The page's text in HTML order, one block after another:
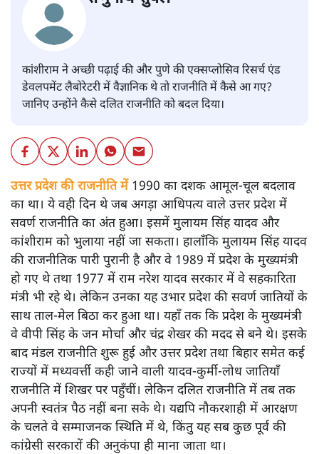
कांशीराम ने अच्छी पढ़ाई की और पुणे की एक्सप्लोसिव रिसर्च एंड
डेवलपमेंट लैबोरेटरी में वैज्ञानिक थे तो राजनीति में कैसे आ गए?
जानिए उन्होंने कैसे दलित राजनीति को बदल दिया।
उत्तर प्रदेश की राजनीति में1990 का दशक आमूल-चूल बदलाव
का था। ये वही दिन थे जब अगड़ा आधिपत्य वाले उत्तर प्रदेश में
सवर्ण राजनीति का अंत हुआ। इसमें मुलायम सिंह यादव और
कांशीराम को भुलाया नहीं जा सकता। हालाँकि मुलायम सिंह यादव
की राजनीतिक पारी पुरानी है और वे 1989 में प्रदेश के मुख्यमंत्री
हो गए थे तथा 1977 में राम नरेश यादव सरकार में वे सहकारिता
मंत्री भी रहे थे। लेकिन उनका यह उभार प्रदेश की सवर्ण जातियों के
साथ ताल-मेल बिठा कर हुआ था। यहाँ तक कि प्रदेश के मुख्यमंत्री
वे वीपी सिंह के जन मोर्चा और चंद्र शेखर की मदद से बने थे। इसके
बाद मंडल राजनीति शुरू हुई और उत्तर प्रदेश तथा बिहार समेत कई
राज्यों में मध्यवर्त्ती कही जाने वाली यादव-कुर्मी-लोध जातियाँ
राजनीति में शिखर पर पहुँचीं। लेकिन दलित राजनीति में तब तक
अपनी स्वतंत्र पैठ नहीं बना सके थे। यद्यपि नौकरशाही में आरक्षण
के चलते वे सम्माजनक स्थिति में थे, किंतु यह सब कुछ पूर्व की
कांग्रेसी सरकारों की अनुकंपा ही माना जाता था।